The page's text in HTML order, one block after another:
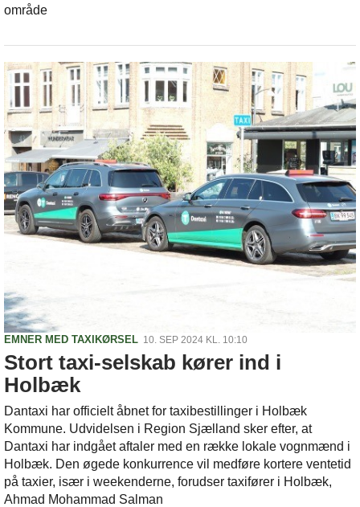
område
EMNER MED TAXIKØRSEL 10. SEP 2024 KL. 10:10
Stort taxi-selskab kører ind i
Holbæk
Dantaxi har officielt åbnet for taxibestillinger i Holbæk
Kommune. Udvidelsen i Region Sjælland sker efter, at
Dantaxi har indgået aftaler med en række lokale vognmænd i
Holbæk. Den øgede konkurrence vil medføre kortere ventetid
på taxier, især i weekenderne, forudser taxifører i Holbæk,
Ahmad Mohammad Salman